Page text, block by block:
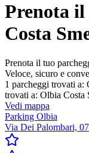
Prenota il
Costa
Prenota il tuo
Veloce, sicuro e
1 parcheggi trovati a:
trovati a: Olbia Costa
Vedi mappa
Parking Olbia
Via Dei Palombari,